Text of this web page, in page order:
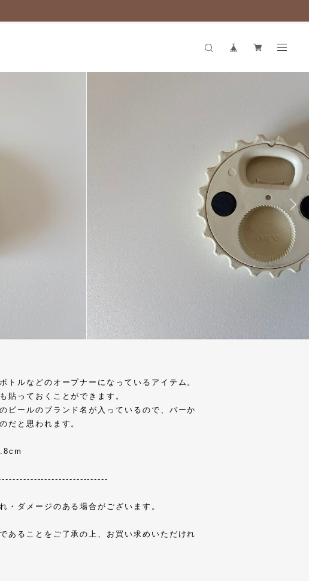
トルなどのオープナーになっているアイテム。
貼っておくことができます。
ビールのブランド名が入っているので、バーか
だと思われます。
・ダメージのある場合がございます。
あることをご了承の上、お買い求めいただけれ